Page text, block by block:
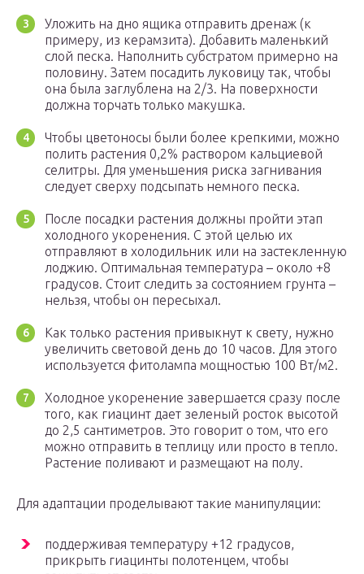
Уложить на дно ящика отправить дренаж (к
примеру, из керамзита). Добавить маленький
слой песка. Наполнить субстратом примерно на
половину. Затем посадить луковицу так, чтобы
она была заглублена на 2/3. На поверхности
должна торчать только макушка.
Чтобы цветоносы были более крепкими, можно
полить растения 0,2% раствором кальциевой
селитры. Для уменьшения риска загнивания
следует сверху подсыпать немного песка.
После посадки растения должны пройти этап
холодного укоренения. С этой целью их
отправляют в холодильник или на застекленную
лоджию. Оптимальная температура – около +8
градусов. Стоит следить за состоянием грунта –
нельзя, чтобы он пересыхал.
Как только растения привыкнут к свету, нужно
увеличить световой день до 10 часов. Для этого
используется фитолампа мощностью 100 Вт/м2.
Холодное укоренение завершается сразу после
того, как гиацинт дает зеленый росток высотой
до 2,5 сантиметров. Это говорит о том, что его
можно отправить в теплицу или просто в тепло.
Растение поливают и размещают на полу.
Для адаптации проделывают такие манипуляции:
поддерживая температуру +12 градусов,
прикрыть гиацинты полотенцем, чтобы